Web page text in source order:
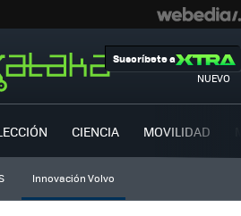
NUEVO
Suscríbete a
CIENCIA MOVILIDAD
Innovación Volvo